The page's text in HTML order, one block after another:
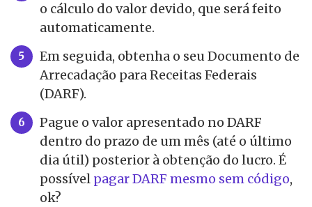
o cálculo do valor devido, que será feito
automaticamente.
Em seguida, obtenha o seu Documento de
Arrecadação para Receitas Federais
(DARF).
Pague o valor apresentado no DARF
dentro do prazo de um mês (até o último
dia útil) posterior à obtenção do lucro. É
possível pagar DARF mesmo sem código,
ok?